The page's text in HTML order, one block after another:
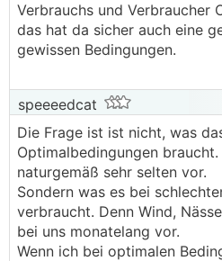
Verbrauchs und Verbraucher
das hat da sicher auch eine
gewissen Bedingungen.
speeeedcat
Die Frage ist ist nicht, was
Optimalbedingungen
naturgemäß sehr selten vor.
Sondern was es bei
verbraucht. Denn Wind,
bei uns monatelang vor.
Wenn ich bei optimalen